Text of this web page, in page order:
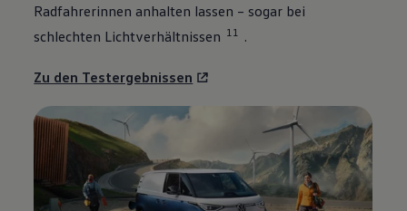
Radfahrerinnen anhalten lassen – sogar bei
schlechten Lichtverhältnissen 11 .
Zu den Testergebnissen